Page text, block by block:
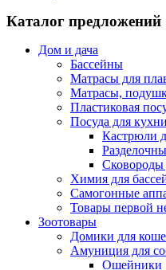
Каталог предложений
Дом и дача
Бассейны
Матрасы для
Матрасы,
Пластиковая
Посуда для кухни
Кастрюли
Сковороды
Химия для
Самогонные
Товары первой
Зоотовары
Домики для
Амуниция для
Ошейники